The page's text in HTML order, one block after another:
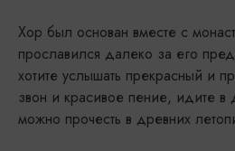
Хор был основан вместе с
прославился далеко за его
хотите услышать прекрасный и
звон и красивое пение, идите
можно прочесть в древних